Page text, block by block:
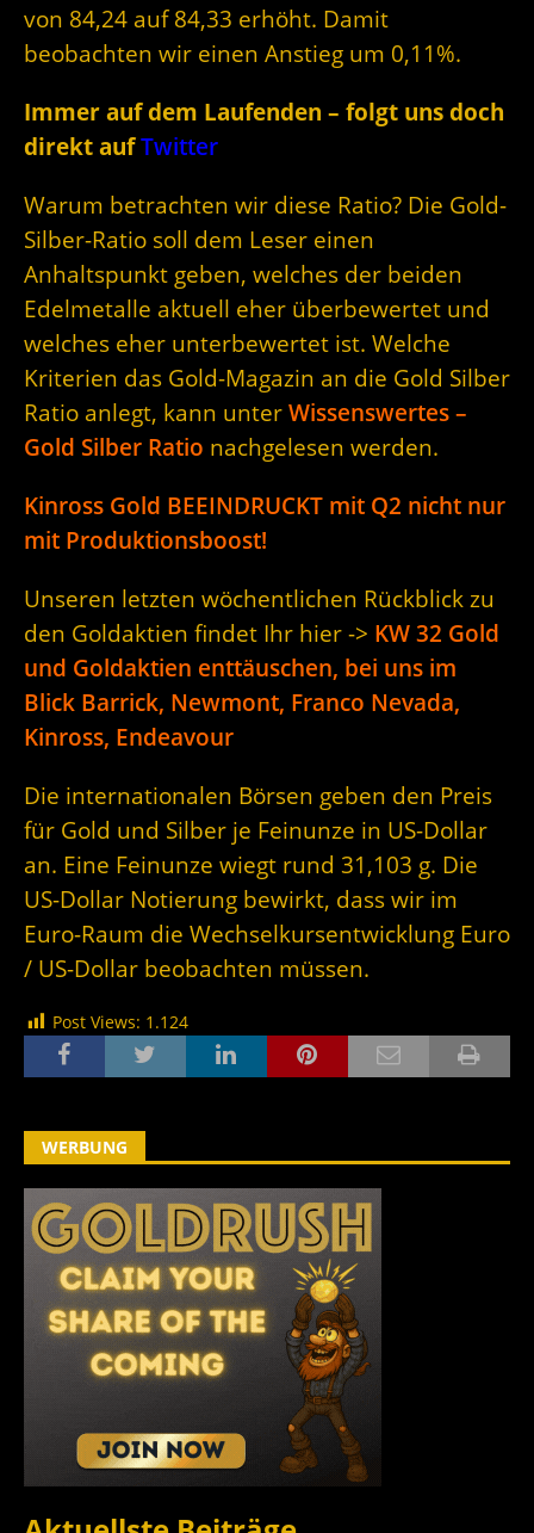
von 84,24 auf 84,33 erhöht. Damit
beobachten wir einen Anstieg um 0,11%.
Immer auf dem Laufenden – folgt uns doch
direkt aufTwitter
Warum betrachten wir diese Ratio? Die Gold-
Silber-Ratio soll dem Leser einen
Anhaltspunkt geben, welches der beiden
Edelmetalle aktuell eher überbewertet und
welches eher unterbewertet ist. Welche
Kriterien das Gold-Magazin an die Gold Silber
Ratio anlegt, kann unter Wissenswertes –
Gold Silber Ratio nachgelesen werden.
Kinross Gold BEEINDRUCKT mit Q2 nicht nur
mit Produktionsboost!
Unseren letzten wöchentlichen Rückblick zu
den Goldaktien findet Ihr hier -> KW 32 Gold
und Goldaktien enttäuschen, bei uns im
Blick Barrick, Newmont, Franco Nevada,
Kinross, Endeavour
Die internationalen Börsen geben den Preis
für Gold und Silber je Feinunze in US-Dollar
an. Eine Feinunze wiegt rund 31,103 g. Die
US-Dollar Notierung bewirkt, dass wir im
Euro-Raum die Wechselkursentwicklung Euro
/ US-Dollar beobachten müssen.
Post Views: 1.124
WERBUNG